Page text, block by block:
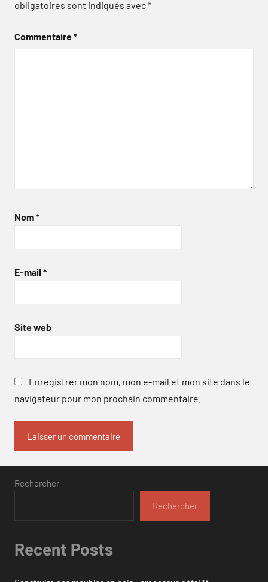
obligatoires sont indiqués avec*
Commentaire*
Nom*
E-mail *
Site web
Enregistrer mon nom, mon e-mail et mon site dans le
navigateur pour mon prochain commentaire.
Rechercher
Rechercher
Recent Posts